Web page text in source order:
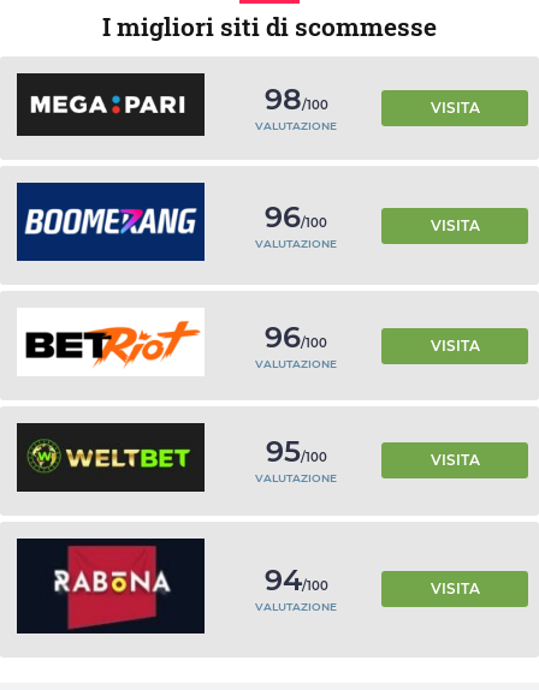
I migliori siti di scommesse
98/100
VALUTAZIONE
VISITA
96/100
VALUTAZIONE
VISITA
96/100
VALUTAZIONE
VISITA
95/100
VALUTAZIONE
VISITA
94/100
VALUTAZIONE
VISITA